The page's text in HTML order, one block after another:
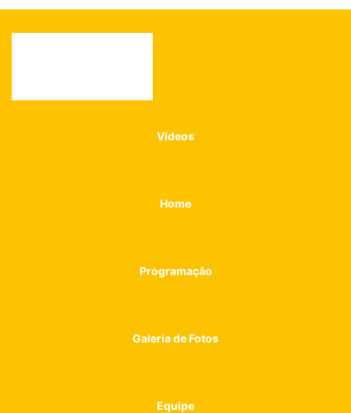
Vídeos
Home
Programação
Galeria de Fotos
Equipe